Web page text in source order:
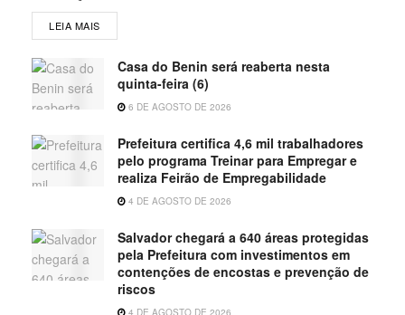
LEIA MAIS
Casa do Benin será reaberta nesta
quinta-feira (6)
6 DE AGOSTO DE 2026
Prefeitura certifica 4,6 mil trabalhadores
pelo programa Treinar para Empregar e
realiza Feirão de Empregabilidade
4 DE AGOSTO DE 2026
Salvador chegará a 640 áreas protegidas
pela Prefeitura com investimentos em
contenções de encostas e prevenção de
riscos
4 DE AGOSTO DE 2026